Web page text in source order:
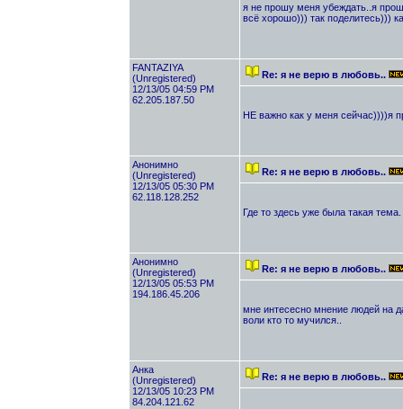
я не прошу меня убеждать..я
всё хорошо))) так поделитесь)))
FANTAZIYA
(Unregistered)
12/13/05 04:59 PM
62.205.187.50
Re: я не верю в любовь..
НЕ важно как у меня сейчас))))я
Анонимно
(Unregistered)
12/13/05 05:30 PM
62.118.128.252
Re: я не верю в любовь..
Где то здесь уже была такая
Анонимно
(Unregistered)
12/13/05 05:53 PM
194.186.45.206
Re: я не верю в любовь..
мне интесесно мнение людей на
воли кто то мучился..
Анка
(Unregistered)
12/13/05 10:23 PM
84.204.121.62
Re: я не верю в любовь..